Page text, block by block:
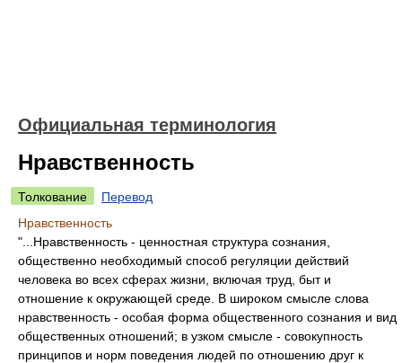
Официальная терминология
Нравственность
Толкование
Перевод
Нравственность
"...Нравственность - ценностная структура сознания,
общественно необходимый способ регуляции действий
человека во всех сферах жизни, включая труд, быт и
отношение к окружающей среде. В широком смысле слова
нравственность - особая форма общественного сознания и вид
общественных отношений; в узком смысле - совокупность
принципов и норм поведения людей по отношению друг к